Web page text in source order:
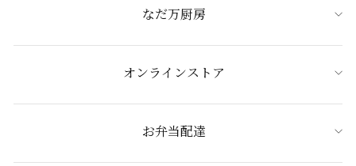
なだ万厨房
オンラインストア
お弁当配達